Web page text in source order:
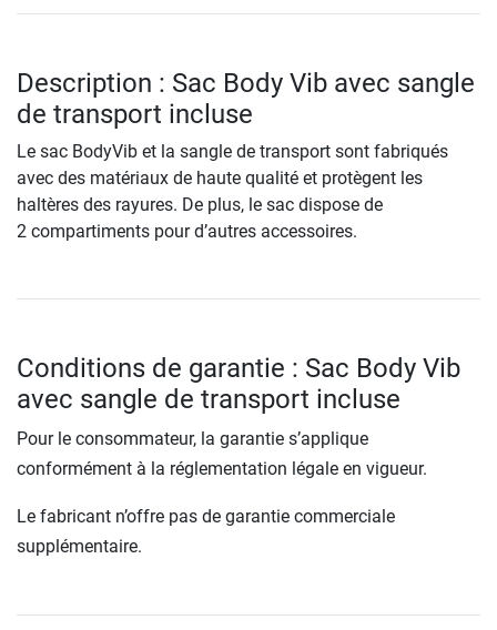
Description : Sac Body Vib avec sangle
de transport incluse
Le sac BodyVib et la sangle de transport sont fabriqués
avec des matériaux de haute qualité et protègent les
haltères des rayures. De plus, le sac dispose de
2 compartiments pour d’autres accessoires.
Conditions de garantie : Sac Body Vib
avec sangle de transport incluse
Pour le consommateur, la garantie s’applique
conformément à la réglementation légale en vigueur.
Le fabricant n’offre pas de garantie commerciale
supplémentaire.